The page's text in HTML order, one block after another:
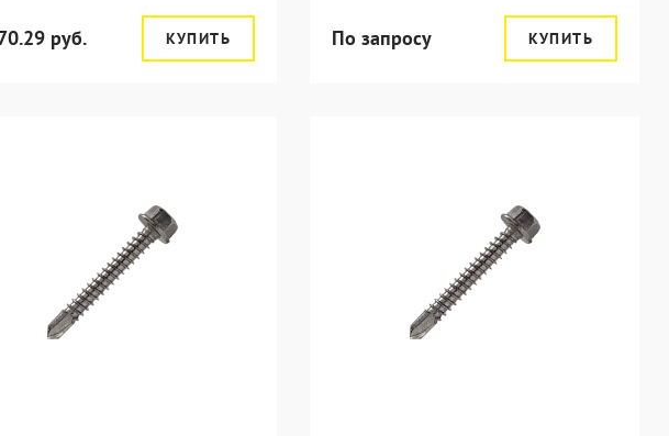
руб. КУПИТЬ По запросу КУПИТЬ